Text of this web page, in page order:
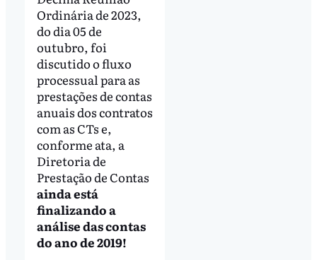
Ordinária de 2023,
do dia 05 de
outubro, foi
discutido o fluxo
processual para as
prestações de contas
anuais dos contratos
com as CTs e,
conforme ata, a
Diretoria de
Prestação de Contas
ainda está
finalizando a
análise das contas
do ano de 2019!